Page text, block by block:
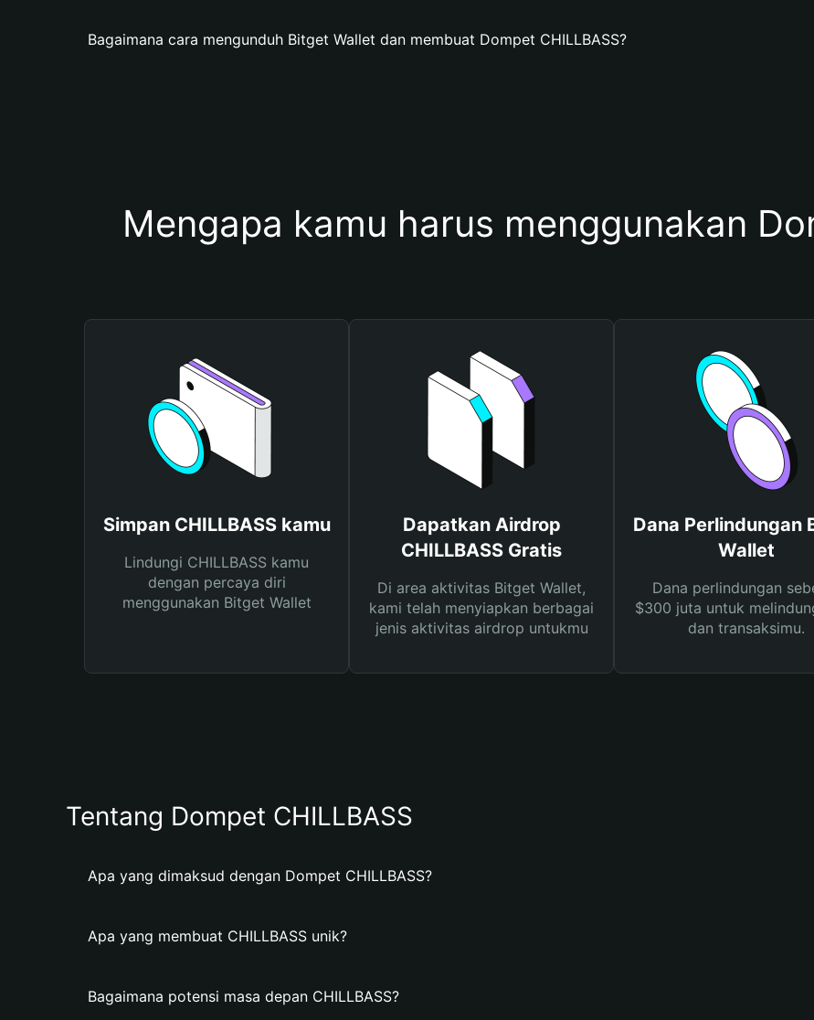
Bagaimana cara mengunduh Bitget Wallet dan membuat Dompet CHILLBASS?
Mengapa kamu harus menggunakan
Simpan CHILLBASS kamu
Lindungi CHILLBASS kamu
dengan percaya diri
menggunakan Bitget Wallet
Dapatkan Airdrop
CHILLBASS Gratis
Di area aktivitas Bitget Wallet,
kami telah menyiapkan berbagai
jenis aktivitas airdrop untukmu
Dana Perlindungan
Wallet
Dana perlindungan
$300 juta untuk
dan transaksimu.
Tentang Dompet CHILLBASS
Apa yang dimaksud dengan Dompet CHILLBASS?
Apa yang membuat CHILLBASS unik?
Bagaimana potensi masa depan CHILLBASS?